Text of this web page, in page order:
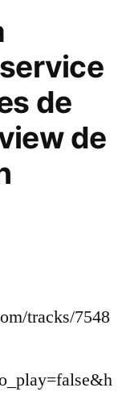
de
de
tracks/7548